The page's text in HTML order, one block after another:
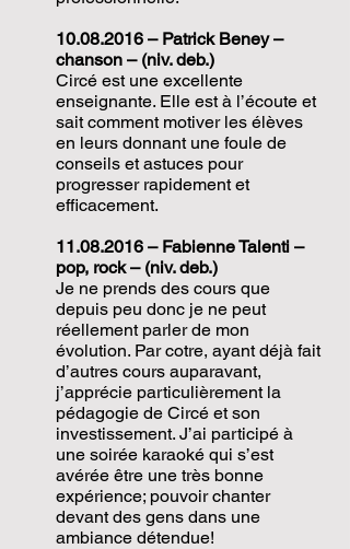
10.08.2016 – Patrick Beney –
chanson – (niv. deb.)
Circé est une excellente
enseignante. Elle est à l’écoute et
sait comment motiver les élèves
en leurs donnant une foule de
conseils et astuces pour
progresser rapidement et
efficacement.
11.08.2016 – Fabienne Talenti –
pop, rock – (niv. deb.)
Je ne prends des cours que
depuis peu donc je ne peut
réellement parler de mon
évolution. Par cotre, ayant déjà fait
d’autres cours auparavant,
j’apprécie particulièrement la
pédagogie de Circé et son
investissement. J’ai participé à
une soirée karaoké qui s’est
avérée être une très bonne
expérience; pouvoir chanter
devant des gens dans une
ambiance détendue!